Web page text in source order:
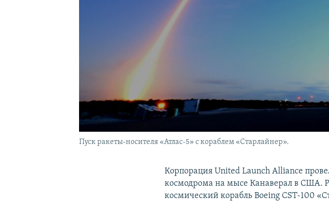
Пуск ракеты-носителя «Атлас-5» с кораблем «Старлайнер».
Корпорация United Launch Alliance
космодрома на мысе Канаверал в США.
космический корабль Boeing CST-100